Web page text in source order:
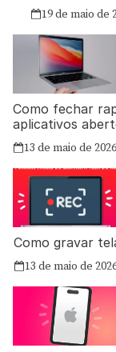
19 de maio de
Como fechar
aplicativos
13 de maio de 2026
Como gravar
13 de maio de